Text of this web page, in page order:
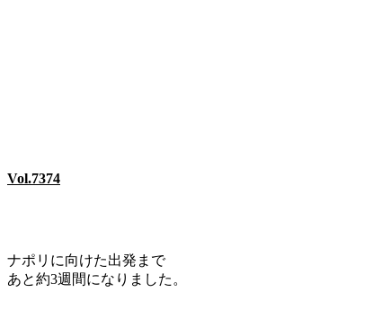
Vol.7374
ナポリに向けた出発まで
あと約3週間になりました。